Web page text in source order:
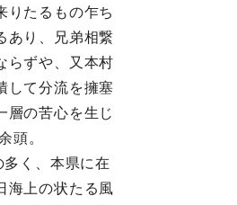
りたるもの乍ち
あり、兄弟相繋
らずや、又本村
して分流を擁塞
層の苦心を生じ
頭。
く、本県に在
海上の状たる風